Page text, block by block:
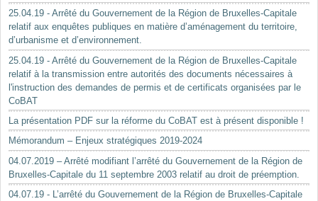
25.04.19 - Arrêté du Gouvernement de la Région de Bruxelles-Capitale
relatif aux enquêtes publiques en matière d’aménagement du territoire,
d’urbanisme et d’environnement.
25.04.19 - Arrêté du Gouvernement de la Région de Bruxelles-Capitale
relatif à la transmission entre autorités des documents nécessaires à
l'instruction des demandes de permis et de certificats organisées par le
CoBAT
La présentation PDF sur la réforme du CoBAT est à présent disponible !
Mémorandum – Enjeux stratégiques 2019-2024
04.07.2019 – Arrêté modifiant l’arrêté du Gouvernement de la Région de
Bruxelles-Capitale du 11 septembre 2003 relatif au droit de préemption.
04.07.19 - L’arrêté du Gouvernement de la Région de Bruxelles-Capitale